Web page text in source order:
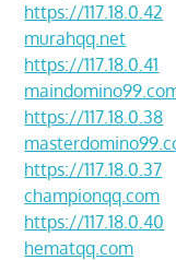
https://117.18.0.42
murahqq.net
https://117.18.0.41
https://117.18.0.38
https://117.18.0.37
championqq.com
https://117.18.0.40
hematqq.com